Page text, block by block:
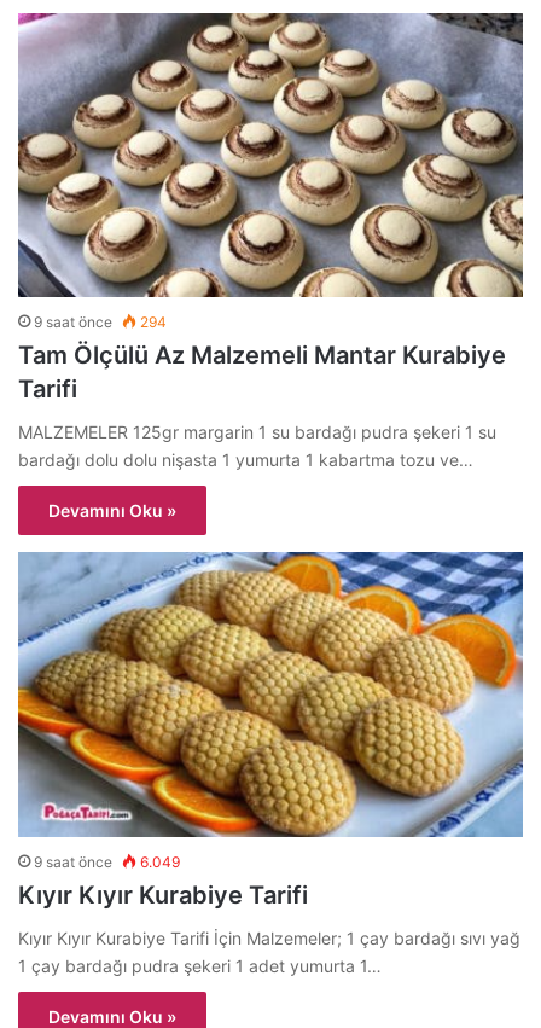
9 saat önce 294
Tam Ölçülü Az Malzemeli Mantar Kurabiye
Tarifi
MALZEMELER 125gr margarin 1 su bardağı pudra şekeri 1 su
bardağı dolu dolu nişasta 1 yumurta 1 kabartma tozu ve…
Devamını Oku »
9 saat önce 6.049
Kıyır Kıyır Kurabiye Tarifi
Kıyır Kıyır Kurabiye Tarifi İçin Malzemeler; 1 çay bardağı sıvı yağ
1 çay bardağı pudra şekeri 1 adet yumurta 1…
Devamını Oku »